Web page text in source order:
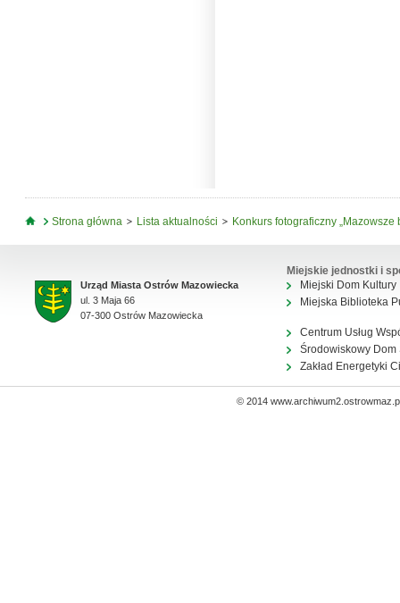
Jesteś tutaj
Strona główna Lista aktualności Konkurs fotograficzny „Mazowsze
Urząd Miasta Ostrów Mazowiecka
ul. 3 Maja 66
07-300 Ostrów Mazowiecka
Miejskie jednostki i
Miejski Dom Kultury
Miejska Biblioteka
Centrum Usług
Środowiskowy Dom
Zakład Energetyki
© 2014